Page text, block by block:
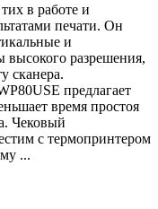
в работе и
печати. Он
и
высокого разрешения,
сканера.
предлагает
время простоя
Чековый
с термопринтером
...